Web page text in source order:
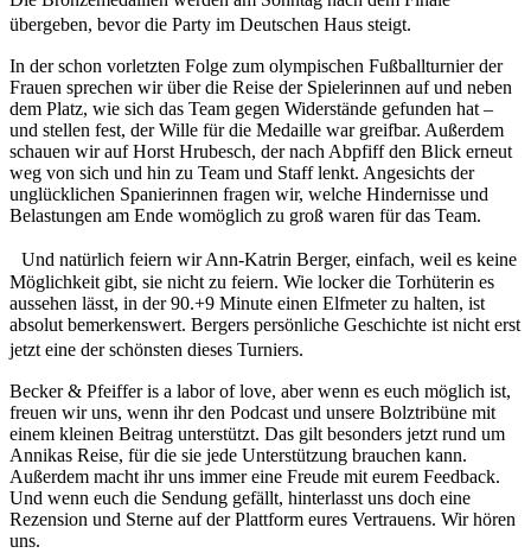
übergeben, bevor die Party im Deutschen Haus steigt.
In der schon vorletzten Folge zum olympischen Fußballturnier der
Frauen sprechen wir über die Reise der Spielerinnen auf und neben
dem Platz, wie sich das Team gegen Widerstände gefunden hat –
und stellen fest, der Wille für die Medaille war greifbar. Außerdem
schauen wir auf Horst Hrubesch, der nach Abpfiff den Blick erneut
weg von sich und hin zu Team und Staff lenkt. Angesichts der
unglücklichen Spanierinnen fragen wir, welche Hindernisse und
Belastungen am Ende womöglich zu groß waren für das Team.
Und natürlich feiern wir Ann-Katrin Berger, einfach, weil es keine
Möglichkeit gibt, sie nicht zu feiern. Wie locker die Torhüterin es
aussehen lässt, in der 90.+9 Minute einen Elfmeter zu halten, ist
absolut bemerkenswert. Bergers persönliche Geschichte ist nicht erst
jetzt eine der schönsten dieses Turniers.
Becker & Pfeiffer is a labor of love, aber wenn es euch möglich ist,
freuen wir uns, wenn ihr den Podcast und unsere Bolztribüne mit
einem kleinen Beitrag unterstützt. Das gilt besonders jetzt rund um
Annikas Reise, für die sie jede Unterstützung brauchen kann.
Außerdem macht ihr uns immer eine Freude mit eurem Feedback.
Und wenn euch die Sendung gefällt, hinterlasst uns doch eine
Rezension und Sterne auf der Plattform eures Vertrauens. Wir hören
uns.